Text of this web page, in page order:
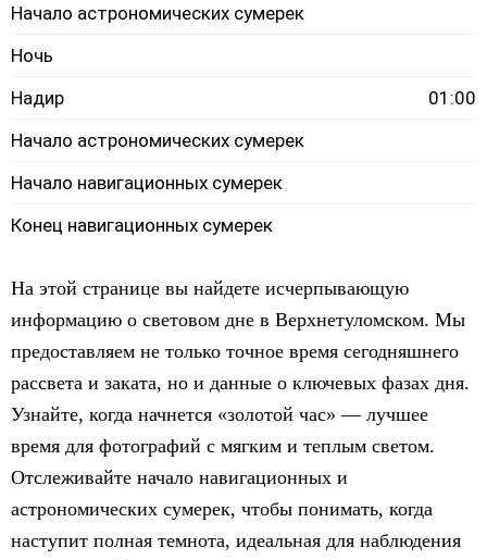
Начало астрономических сумерек
Ночь
Надир
01:00
Начало астрономических сумерек
Начало навигационных сумерек
Конец навигационных сумерек
На этой странице вы найдете исчерпывающую
информацию о световом дне в Верхнетуломском. Мы
предоставляем не только точное время сегодняшнего
рассвета и заката, но и данные о ключевых фазах дня.
Узнайте, когда начнется «золотой час» — лучшее
время для фотографий с мягким и теплым светом.
Отслеживайте начало навигационных и
астрономических сумерек, чтобы понимать, когда
наступит полная темнота, идеальная для наблюдения